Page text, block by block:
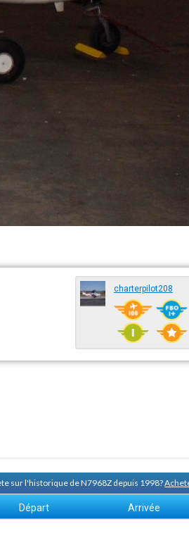
charterpilot208
sur l'historique de N7968Z depuis 1998?
Départ Arrivée